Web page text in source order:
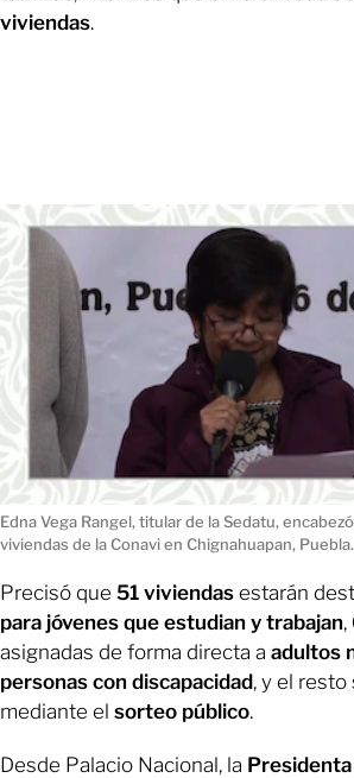
viviendas.
Edna Vega Rangel, titular de la Sedatu,
viviendas de la Conavi en Chignahuapan, Puebla.
Precisó que 51 viviendas estarán
para jóvenes que estudian y trabajan,
asignadas de forma directa a adultos
personas con discapacidad, y el
mediante el sorteo público.
Desde Palacio Nacional, la